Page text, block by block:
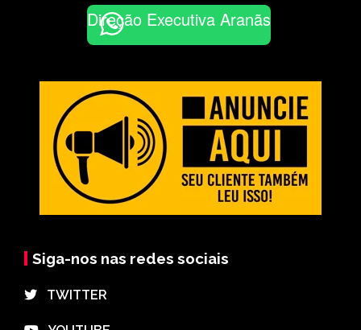
Direção Executiva Aranãs
Siga-nos nas redes sociais
⠀TWITTER